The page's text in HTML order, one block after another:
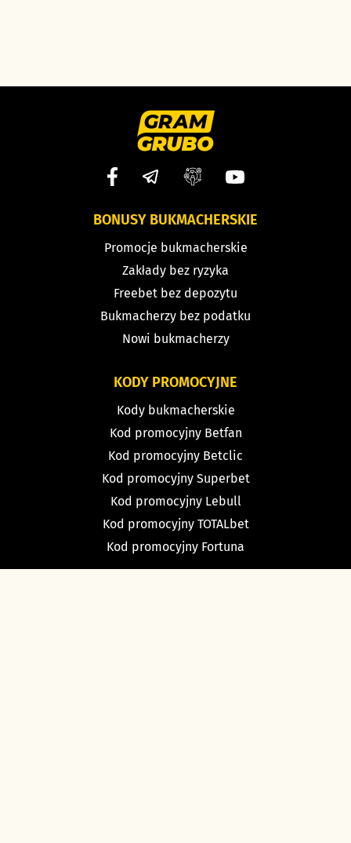
BONUSY BUKMACHERSKIE
Promocje bukmacherskie
Zakłady bez ryzyka
Freebet bez depozytu
Bukmacherzy bez podatku
Nowi bukmacherzy
KODY PROMOCYJNE
Kody bukmacherskie
Kod promocyjny Betfan
Kod promocyjny Betclic
Kod promocyjny Superbet
Kod promocyjny Lebull
Kod promocyjny TOTALbet
Kod promocyjny Fortuna